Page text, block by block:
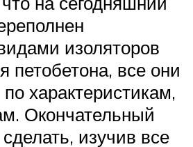
изоляторов
петобетона, все они
характеристикам,
Окончательный
изучив все